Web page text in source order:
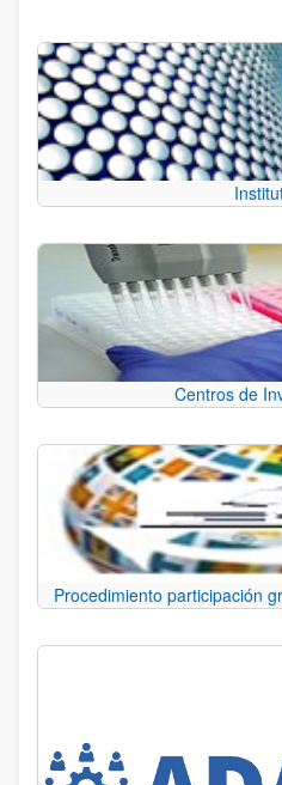
Centros de
Procedimiento participación